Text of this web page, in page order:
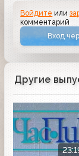
Войдите или
комментарий
Вход
Другие